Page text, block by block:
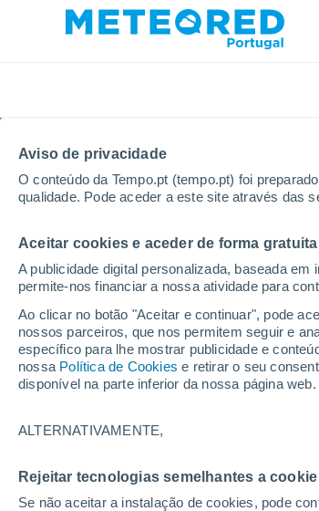
Aviso de privacidade
O conteúdo da Tempo.pt (tempo.pt) foi
qualidade. Pode aceder a este site através das
Aceitar cookies e aceder de forma gratuita
A publicidade digital personalizada, baseada
permite-nos financiar a nossa atividade para
Ao clicar no botão "Aceitar e continuar", pode
nossos parceiros, que nos permitem seguir e
específico para lhe mostrar publicidade e
nossa Política de Cookies e retirar o seu
disponível na parte inferior da nossa página web.
ALTERNATIVAMENTE,
Rejeitar tecnologias semelhantes a cookie
Se não aceitar a instalação de cookies, pode
Início Espanha Castela e Leão
O tempo em
Sória
O tempo em todos os lugares da
Adradas